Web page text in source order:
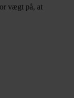
vægt på, at